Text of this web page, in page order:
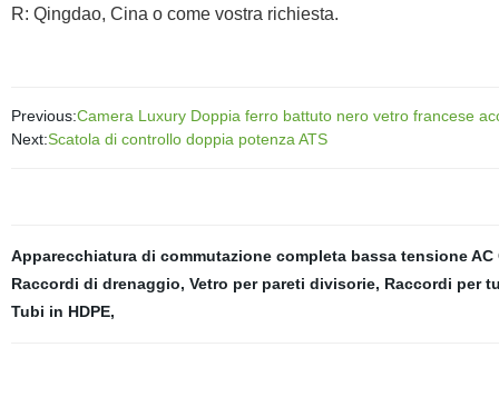
R: Qingdao, Cina o come vostra richiesta.
Previous:Camera Luxury Doppia ferro battuto nero vetro francese
Next:Scatola di controllo doppia potenza ATS
Apparecchiatura di commutazione completa bassa tensione AC
Raccordi di drenaggio, Vetro per pareti divisorie, Raccordi per
Tubi in HDPE,